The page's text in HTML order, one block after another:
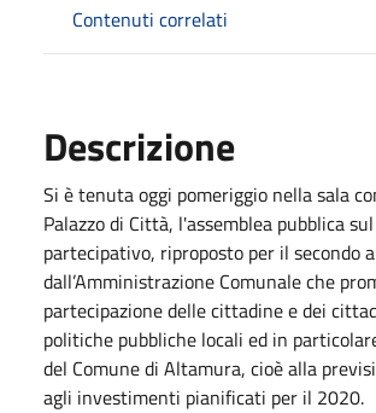
Contenuti correlati
Descrizione
Si è tenuta oggi pomeriggio nella sala
Palazzo di Città, l'assemblea pubblica
partecipativo, riproposto per il secondo
dall’Amministrazione Comunale che
partecipazione delle cittadine e dei
politiche pubbliche locali ed in
del Comune di Altamura, cioè alla
agli investimenti pianificati per il 2020.